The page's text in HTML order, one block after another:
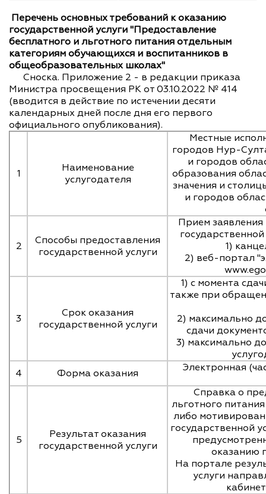
Перечень основных требований к оказанию
государственной услуги "Предоставление
бесплатного и льготного питания отдельным
категориям обучающихся и воспитанников в
общеобразовательных школах"
Сноска. Приложение 2 - в редакции приказа
Министра просвещения РК от 03.10.2022 № 414
(вводится в действие по истечении десяти
календарных дней после дня его первого
официального опубликования).
1
Наименование
услугодателя
Местные
городов Нур-
и городов
образования
значения и
и городов
2
Способы предоставления
государственной услуги
Прием заявления
1)
2) веб-портал
3
Срок оказания
государственной услуги
1) с момента
также при
2) максимально
сдачи
3) максимально
4
Форма оказания Электронная
5
Результат оказания
государственной услуги
Справка о
льготного
либо
государственной
оказанию
На портале
услуги